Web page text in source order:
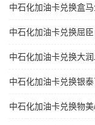
中石化加油卡兑换盒
中石化加油卡兑换屈
中石化加油卡兑换大
中石化加油卡兑换银
中石化加油卡兑换物